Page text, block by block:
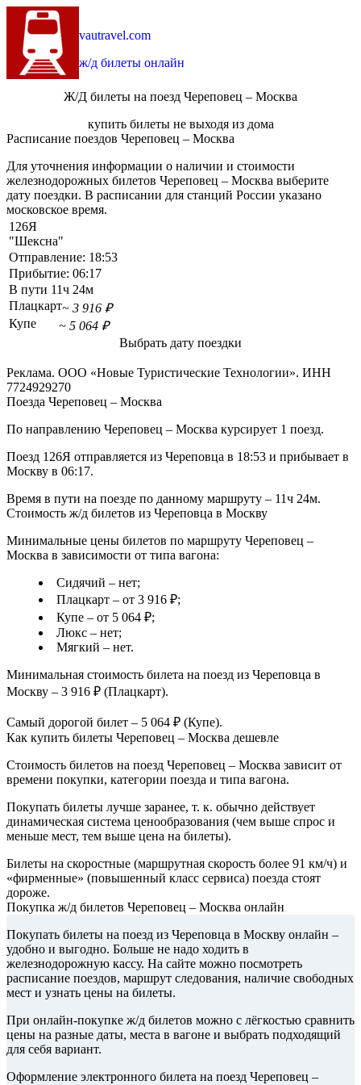
vautravel.com
ж/д билеты онлайн
Ж/Д билеты на поезд Череповец – Москва
купить билеты не выходя из дома
Расписание поездов Череповец – Москва
Для уточнения информации о наличии и стоимости
железнодорожных билетов Череповец – Москва выберите
дату поездки. В расписании для станций России указано
московское время.
126Я
"Шексна"
Отправление: 18:53
Прибытие: 06:17
В пути 11ч 24м
Плацкарт~ 3 916 ₽
Купе
~ 5 064 ₽
Выбрать дату поездки
Реклама. ООО «Новые Туристические Технологии». ИНН
7724929270
Поезда Череповец – Москва
По направлению Череповец – Москва курсирует 1 поезд.
Поезд 126Я отправляется из Череповца в 18:53 и прибывает в
Москву в 06:17.
Время в пути на поезде по данному маршруту – 11ч 24м.
Стоимость ж/д билетов из Череповца в Москву
Минимальные цены билетов по маршруту Череповец –
Москва в зависимости от типа вагона:
Сидячий – нет;
Плацкарт – от 3 916 ₽;
Купе – от 5 064 ₽;
Люкс – нет;
Мягкий – нет.
Минимальная стоимость билета на поезд из Череповца в
Москву – 3 916 ₽ (Плацкарт).
Самый дорогой билет – 5 064 ₽ (Купе).
Как купить билеты Череповец – Москва дешевле
Стоимость билетов на поезд Череповец – Москва зависит от
времени покупки, категории поезда и типа вагона.
Покупать билеты лучше заранее, т. к. обычно действует
динамическая система ценообразования (чем выше спрос и
меньше мест, тем выше цена на билеты).
Билеты на скоростные (маршрутная скорость более 91 км/ч) и
«фирменные» (повышенный класс сервиса) поезда стоят
дороже.
Покупка ж/д билетов Череповец – Москва онлайн
Покупать билеты на поезд из Череповца в Москву онлайн –
удобно и выгодно. Больше не надо ходить в
железнодорожную кассу. На сайте можно посмотреть
расписание поездов, маршрут следования, наличие свободных
мест и узнать цены на билеты.
При онлайн-покупке ж/д билетов можно с лёгкостью сравнить
цены на разные даты, места в вагоне и выбрать подходящий
для себя вариант.
Оформление электронного билета на поезд Череповец –